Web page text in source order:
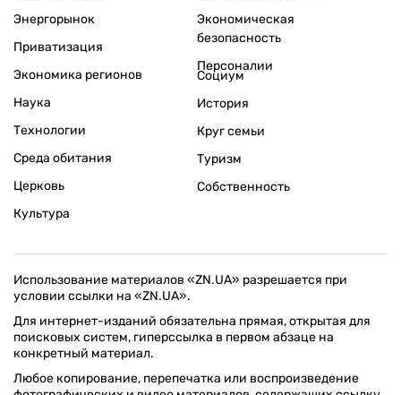
Энергорынок
Приватизация
Экономика регионов
Экономическая
безопасность
Персоналии
Наука
Технологии
Среда обитания
Церковь
Культура
Социум
История
Круг семьи
Туризм
Собственность
Использование материалов «ZN.UA» разрешается при
условии ссылки на «ZN.UA».
Для интернет-изданий обязательна прямая, открытая для
поисковых систем, гиперссылка в первом абзаце на
конкретный материал.
Любое копирование, перепечатка или воспроизведение